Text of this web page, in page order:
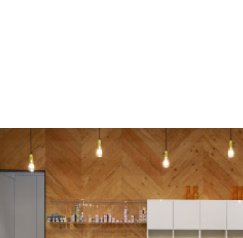
10:00 ~ 19:30